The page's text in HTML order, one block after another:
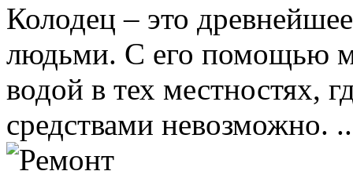
Колодец – это
людьми. С его помощью
водой в тех местностях,
средствами невозможно.